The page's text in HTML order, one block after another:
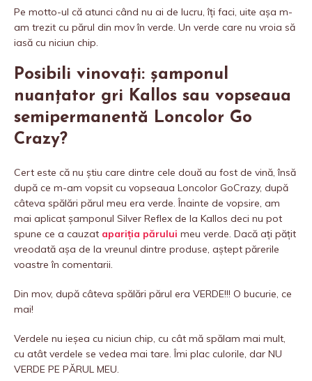
Pe motto-ul că atunci când nu ai de lucru, îți faci, uite așa m-
am trezit cu părul din mov în verde. Un verde care nu vroia să
iasă cu niciun chip.
Posibili vinovați: șamponul
nuanțator gri Kallos sau vopseaua
semipermanentă Loncolor Go
Crazy?
Cert este că nu știu care dintre cele două au fost de vină, însă
după ce m-am vopsit cu vopseaua Loncolor GoCrazy, după
câteva spălări părul meu era verde. Înainte de vopsire, am
mai aplicat șamponul Silver Reflex de la Kallos deci nu pot
spune ce a cauzat apariția părului meu verde. Dacă ați pățit
vreodată așa de la vreunul dintre produse, aștept părerile
voastre în comentarii.
Din mov, după câteva spălări părul era VERDE!!! O bucurie, ce
mai!
Verdele nu ieșea cu niciun chip, cu cât mă spălam mai mult,
cu atât verdele se vedea mai tare. Îmi plac culorile, dar NU
VERDE PE PĂRUL MEU.